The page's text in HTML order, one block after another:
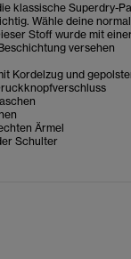
klassische Superdry-
Wähle deine
Stoff wurde mit
versehen
Kordelzug und
Ärmel
Schulter